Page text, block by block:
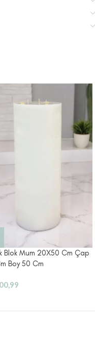
Blok Mum 20X50 Cm Çap
Boy 50 Cm